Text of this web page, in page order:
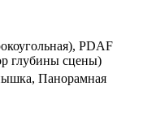
PDAF
глубины сцены)
Панорамная